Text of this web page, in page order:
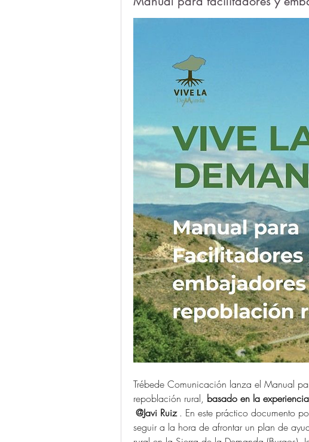
Trébede Comunicación lanza el Manual
repoblación rural, basado en la
@Javi Ruiz . En este práctico documento
seguir a la hora de afrontar un plan de